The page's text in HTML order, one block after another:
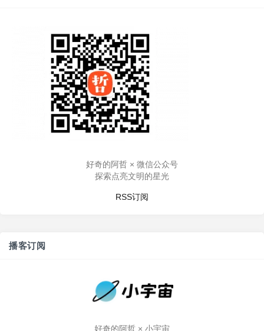
好奇的阿哲 × 微信公众号
探索点亮文明的星光
RSS订阅
播客订阅
好奇的阿哲 × 小宇宙